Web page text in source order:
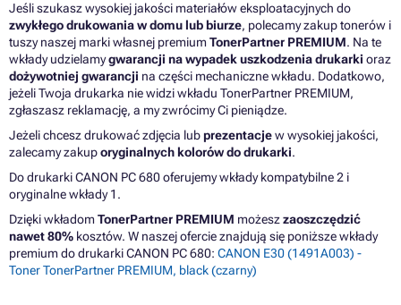
Jeśli szukasz wysokiej jakości materiałów eksploatacyjnych do
zwykłego drukowania w domu lub biurze, polecamy zakup tonerów i
tuszy naszej marki własnej premiumTonerPartner PREMIUM. Na te
wkłady udzielamygwarancji na wypadek uszkodzenia drukarki oraz
dożywotniej gwarancji na części mechaniczne wkładu. Dodatkowo,
jeżeli Twoja drukarka nie widzi wkładu TonerPartner PREMIUM,
zgłaszasz reklamację, a my zwrócimy Ci pieniądze.
Jeżeli chcesz drukować zdjęcia lubprezentacjew wysokiej jakości,
zalecamy zakuporyginalnych kolorów do drukarki.
Do drukarki CANON PC 680 oferujemy wkłady kompatybilne 2 i
oryginalne wkłady 1.
Dzięki wkładomTonerPartner PREMIUM możeszzaoszczędzić
nawet 80% kosztów. W naszej ofercie znajdują się poniższe wkłady
premium do drukarki CANON PC 680: CANON E30 (1491A003) -
Toner TonerPartner PREMIUM, black (czarny)